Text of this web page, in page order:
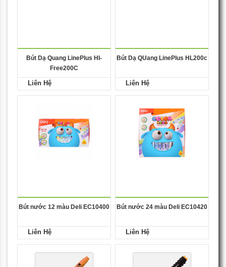
Bút Dạ Quang LinePlus HI-
Free200C
Liên Hệ
Bút Dạ QUang LinePlus HL200c
Liên Hệ
Bút nước 12 màu Deli EC10400
Liên Hệ
Bút nước 24 màu Deli EC10420
Liên Hệ